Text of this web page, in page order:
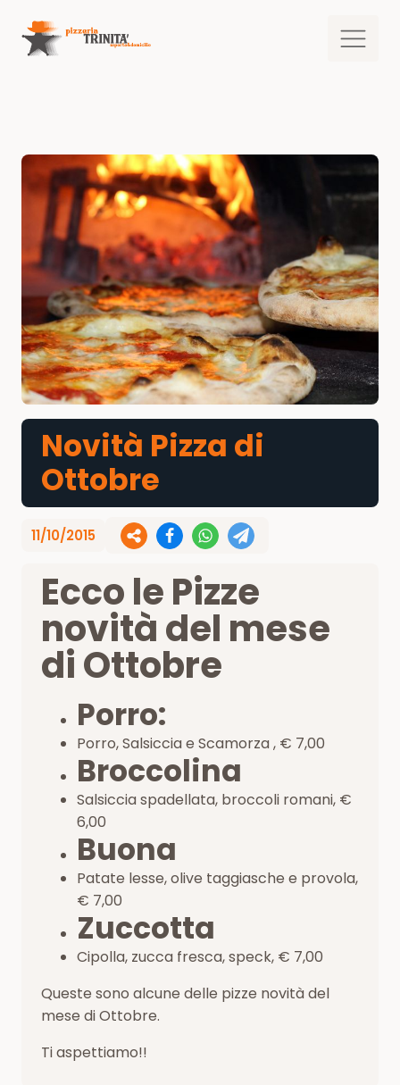
Novità Pizza di
Ottobre
11/10/2015
Ecco le Pizze
novità del mese
di Ottobre
Porro:
Porro, Salsiccia e Scamorza , € 7,00
Broccolina
Salsiccia spadellata, broccoli romani, €
6,00
Buona
Patate lesse, olive taggiasche e provola,
€ 7,00
Zuccotta
Cipolla, zucca fresca, speck, € 7,00
Queste sono alcune delle pizze novità del
mese di Ottobre.
Ti aspettiamo!!